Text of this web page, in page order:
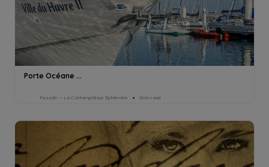
Porte Océane ...
Pascaln — Le Contemplateur Éphémère 2min read